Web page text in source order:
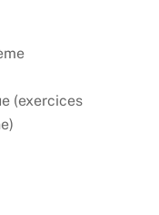
(exercices